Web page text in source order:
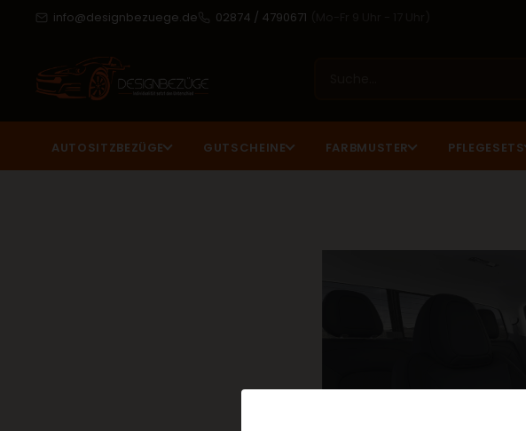
info@designbezuege.de 02874 / 4790671
AUTOSITZBEZÜGE GUTSCHEINE FARBMUSTER PFLEGESETS